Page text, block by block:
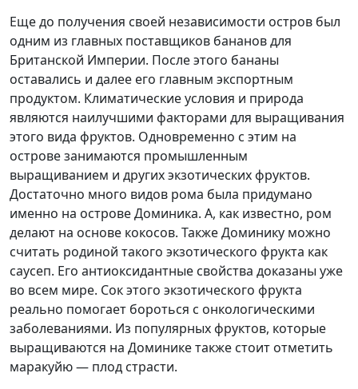
Еще до получения своей независимости остров был
одним из главных поставщиков бананов для
Британской Империи. После этого бананы
оставались и далее его главным экспортным
продуктом. Климатические условия и природа
являются наилучшими факторами для выращивания
этого вида фруктов. Одновременно с этим на
острове занимаются промышленным
выращиванием и других экзотических фруктов.
Достаточно много видов рома была придумано
именно на острове Доминика. А, как известно, ром
делают на основе кокосов. Также Доминику можно
считать родиной такого экзотического фрукта как
саусеп. Его антиоксидантные свойства доказаны уже
во всем мире. Сок этого экзотического фрукта
реально помогает бороться с онкологическими
заболеваниями. Из популярных фруктов, которые
выращиваются на Доминике также стоит отметить
маракуйю — плод страсти.